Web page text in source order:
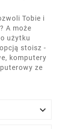
Tobie i
A może
użytku
stoisz -
komputery
ze
